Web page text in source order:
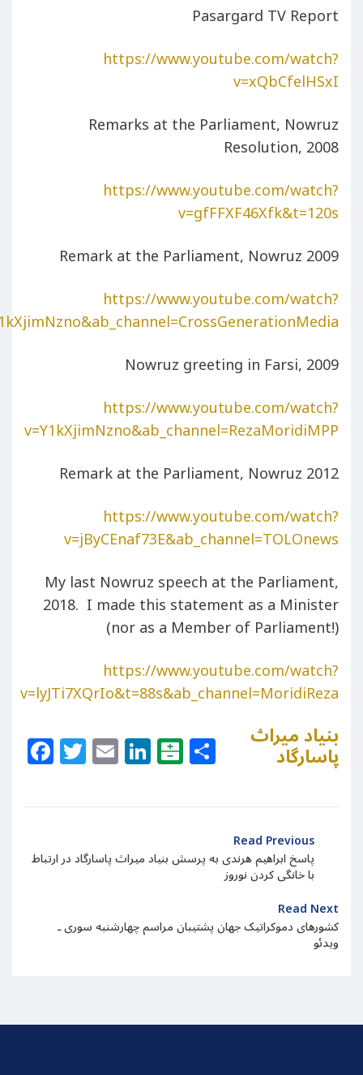
Pasargard TV Report
https://www.youtube.com/watch?
v=xQbCfelHSxI
Remarks at the Parliament, Nowruz
Resolution, 2008
https://www.youtube.com/watch?
v=gfFFXF46Xfk&t=120s
Remark at the Parliament, Nowruz 2009
https://www.youtube.com/watch?
Nowruz greeting in Farsi, 2009
https://www.youtube.com/watch?
v=Y1kXjimNzno&ab_channel=RezaMoridiMPP
Remark at the Parliament, Nowruz 2012
https://www.youtube.com/watch?
v=jByCEnaf73E&ab_channel=TOLOnews
My last Nowruz speech at the Parliament,
2018. I made this statement as a Minister
(nor as a Member of Parliament!)
https://www.youtube.com/watch?
v=lyJTi7XQrIo&t=88s&ab_channel=MoridiReza
Facebook
Twitter
EmailLinkedIn
Balatarin
Share
بنیاد میراث
پاسارگاد
Read Previous
پاسخ ابراهیم هرندی به پرسش بنیاد میراث پاسارگاد در ارتباط
با خانگی کردن نوروز
Read Next
کشورهای دموکراتیک جهان پشتیبان مراسم چهارشنبه سوری ـ
ویدئو